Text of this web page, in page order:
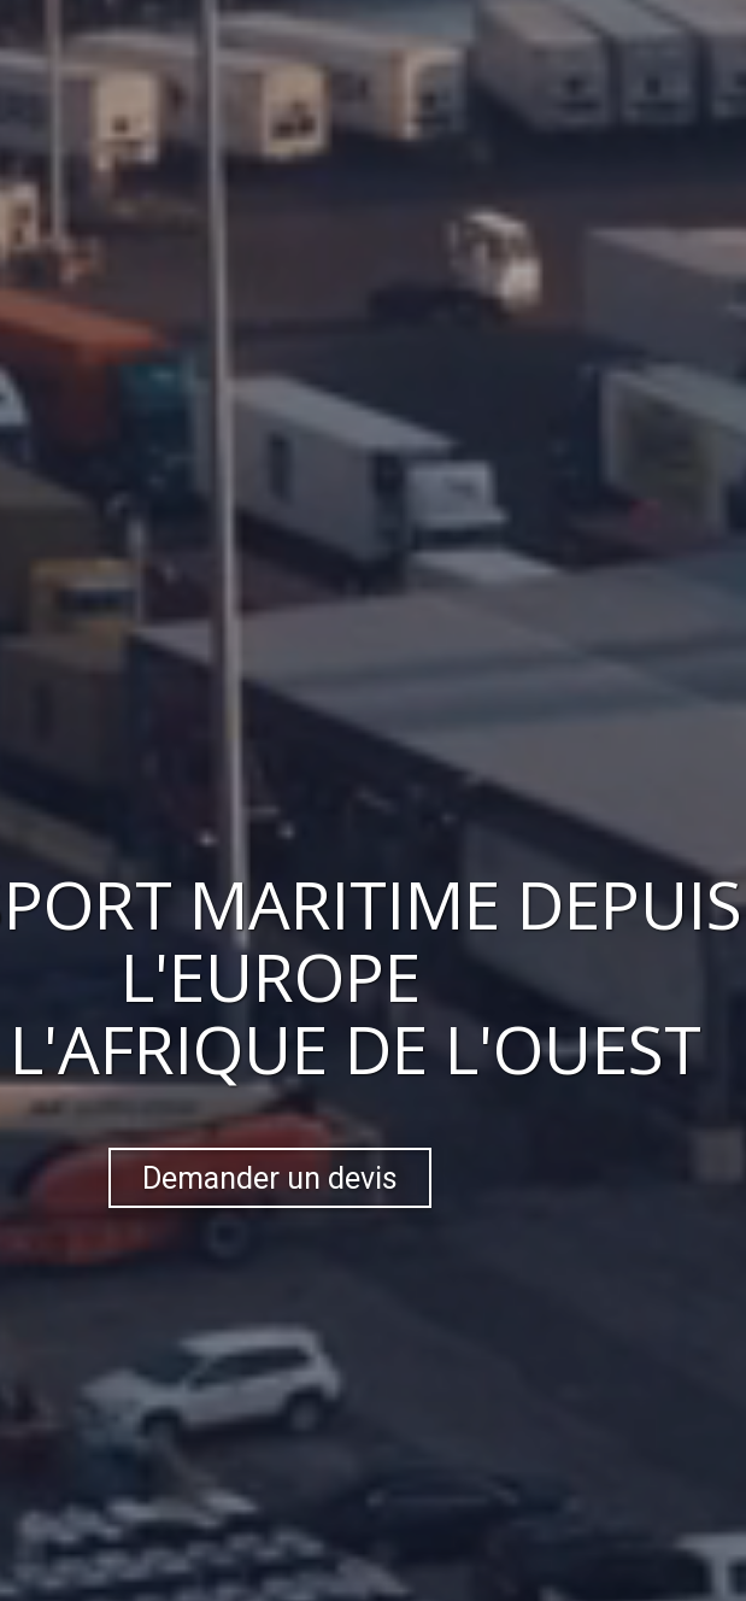
MARITIME DEPUIS
L'EUROPE
L'AFRIQUE DE L'OUEST
Demander un devis